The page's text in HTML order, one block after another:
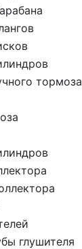
тормоза
глушителя